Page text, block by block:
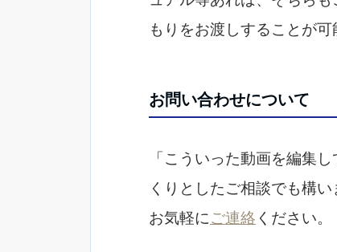
もりをお渡しすることが可
お問い合わせについて
「こういった動画を編集
くりとしたご相談でも構い
お気軽にご連絡 ください。